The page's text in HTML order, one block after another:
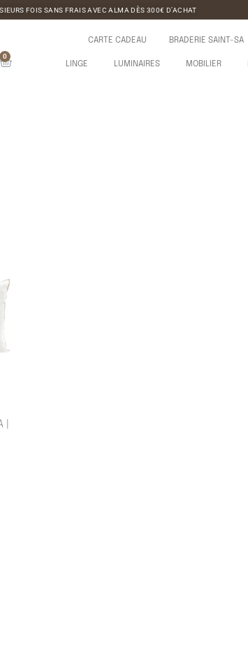
FOIS SANS FRAIS AVEC ALMA DÈS 300€ D’ACHAT
0
CARTE CADEAU BRADERIE SAINT-SA
LINGE LUMINAIRES MOBILIER